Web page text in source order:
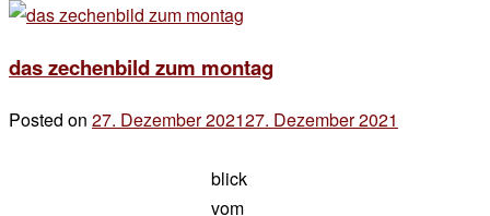
das zechenbild zum montag
Posted on 27. Dezember 202127. Dezember 2021
blick
vom